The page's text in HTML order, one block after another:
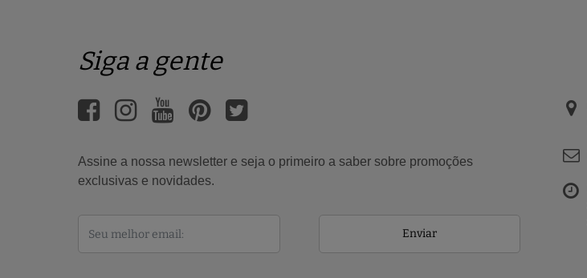
Siga a gente
Assine a nossa newsletter e seja o primeiro a saber sobre promoções
exclusivas e novidades.
Enviar